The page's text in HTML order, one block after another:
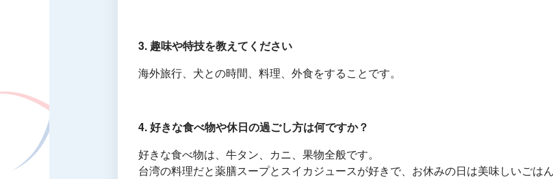
3. 趣味や特技を教えてください
海外旅行、犬との時間、料理、外食をすることです。
4. 好きな食べ物や休日の過ごし方は何ですか？
好きな食べ物は、牛タン、カニ、果物全般です。
台湾の料理だと薬膳スープとスイカジュースが好きで、お休みの日は美味しいごは